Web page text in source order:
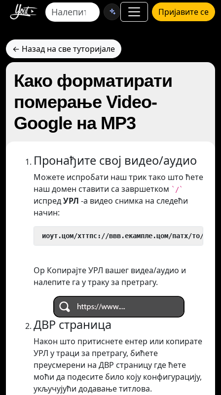
Пријавите се
← Назад на све туторијале
Како форматирати
померање Video-
Google на MP3
Пронађите свој видео/аудио
Можете испробати наш трик тако што ћете
наш домен ставити са завршетком `/`
испредУРЛ -а видео снимка на следећи
начин:
иоут.цом/хттпс://ввв.екампле.цом/патх/то/
Ор Копирајте УРЛ вашег видеа/аудио и
налепите га у траку за претрагу.
ДВР страница
Након што притиснете ентер или копирате
УРЛ у траци за претрагу, бићете
преусмерени на ДВР страницу где ћете
моћи да подесите било коју конфигурацију,
укључујући додавање титлова.